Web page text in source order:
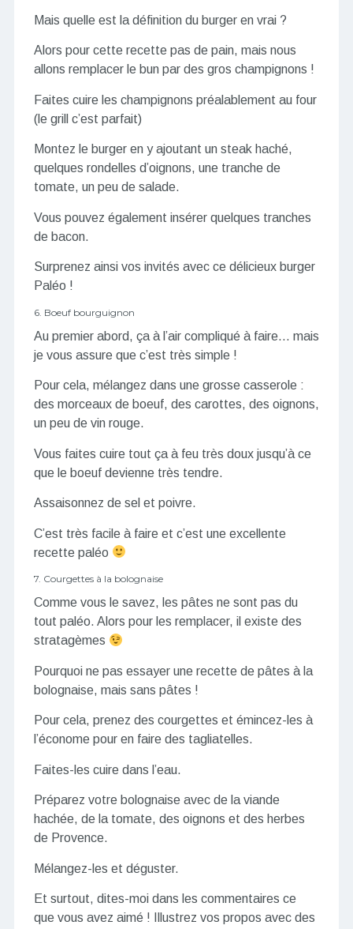
Mais quelle est la définition du burger en vrai ?
Alors pour cette recette pas de pain, mais nous
allons remplacer le bun par des gros champignons !
Faites cuire les champignons préalablement au four
(le grill c’est parfait)
Montez le burger en y ajoutant un steak haché,
quelques rondelles d’oignons, une tranche de
tomate, un peu de salade.
Vous pouvez également insérer quelques tranches
de bacon.
Surprenez ainsi vos invités avec ce délicieux burger
Paléo !
6. Boeuf bourguignon
Au premier abord, ça à l’air compliqué à faire… mais
je vous assure que c’est très simple !
Pour cela, mélangez dans une grosse casserole :
des morceaux de boeuf, des carottes, des oignons,
un peu de vin rouge.
Vous faites cuire tout ça à feu très doux jusqu’à ce
que le boeuf devienne très tendre.
Assaisonnez de sel et poivre.
C’est très facile à faire et c’est une excellente
recette paléo
7. Courgettes à la bolognaise
Comme vous le savez, les pâtes ne sont pas du
tout paléo. Alors pour les remplacer, il existe des
stratagèmes
Pourquoi ne pas essayer une recette de pâtes à la
bolognaise, mais sans pâtes !
Pour cela, prenez des courgettes et émincez-les à
l’économe pour en faire des tagliatelles.
Faites-les cuire dans l’eau.
Préparez votre bolognaise avec de la viande
hachée, de la tomate, des oignons et des herbes
de Provence.
Mélangez-les et déguster.
Et surtout, dites-moi dans les commentaires ce
que vous avez aimé ! Illustrez vos propos avec des